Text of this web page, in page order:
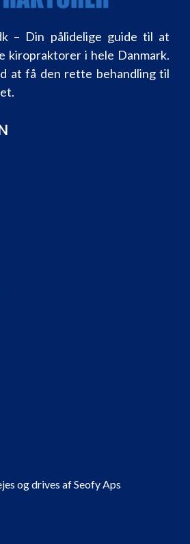
– Din pålidelige guide til at
kiropraktorer i hele Danmark.
at få den rette behandling til
og drives af Seofy Aps